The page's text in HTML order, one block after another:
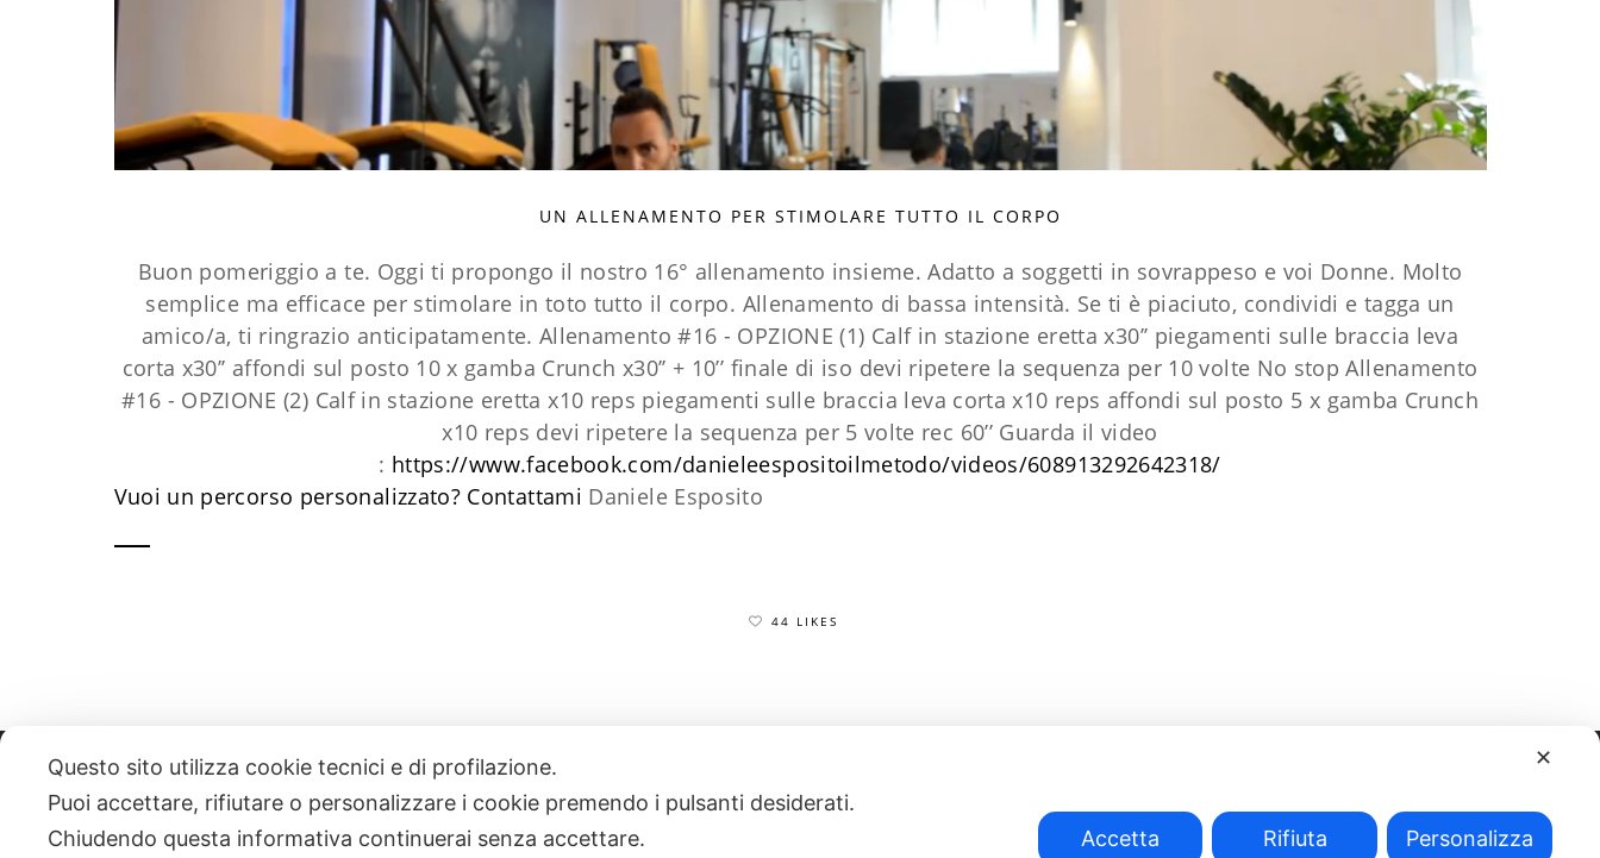
UN ALLENAMENTO PER STIMOLARE TUTTO IL CORPO
Buon pomeriggio a te. Oggi ti propongo il nostro 16° allenamento insieme. Adatto a soggetti in sovrappeso e voi Donne. Molto
semplice ma efficace per stimolare in toto tutto il corpo. Allenamento di bassa intensità. Se ti è piaciuto, condividi e tagga un
amico/a, ti ringrazio anticipatamente. Allenamento #16 - OPZIONE (1) Calf in stazione eretta x30’’ piegamenti sulle braccia leva
corta x30’’ affondi sul posto 10 x gamba Crunch x30’’ + 10’’ finale di iso devi ripetere la sequenza per 10 volte No stop Allenamento
#16 - OPZIONE (2) Calf in stazione eretta x10 reps piegamenti sulle braccia leva corta x10 reps affondi sul posto 5 x gamba Crunch
x10 reps devi ripetere la sequenza per 5 volte rec 60’’ Guarda il video
: https://www.facebook.com/danieleespositoilmetodo/videos/608913292642318/
Vuoi un percorso personalizzato? ​Contattami Daniele Esposito
44 LIKES
| NEWSLETTER
✕
Questo sito utilizza cookie tecnici e di profilazione.
Puoi accettare, rifiutare o personalizzare i cookie premendo i pulsanti desiderati.
Chiudendo questa informativa continuerai senza accettare.
Accetta Rifiuta Personalizza